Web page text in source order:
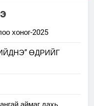
хоног-2025
ӨДРИЙГ